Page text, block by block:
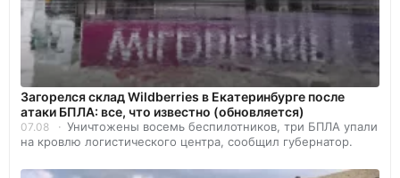
Загорелся склад Wildberries в Екатеринбурге после
атаки БПЛА: все, что известно (обновляется)
07.08
Уничтожены восемь беспилотников, три БПЛА упали
на кровлю логистического центра, сообщил губернатор.